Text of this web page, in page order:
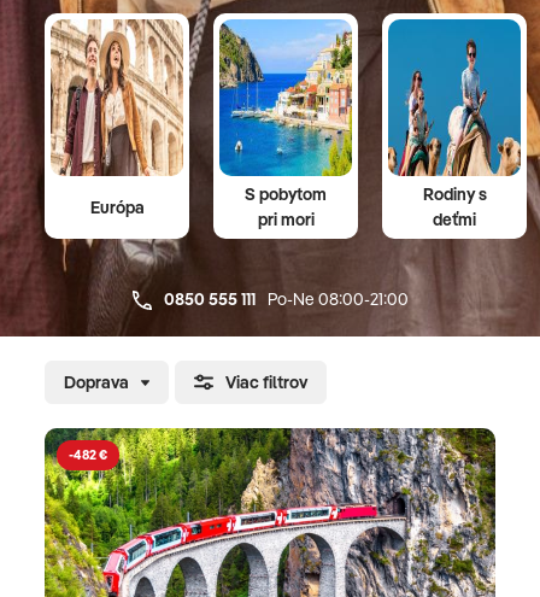
Európa
S pobytom
pri mori
Rodiny s
deťmi
0850 555 111 Po-Ne 08:00-21:00
Doprava Viac filtrov
-482 €